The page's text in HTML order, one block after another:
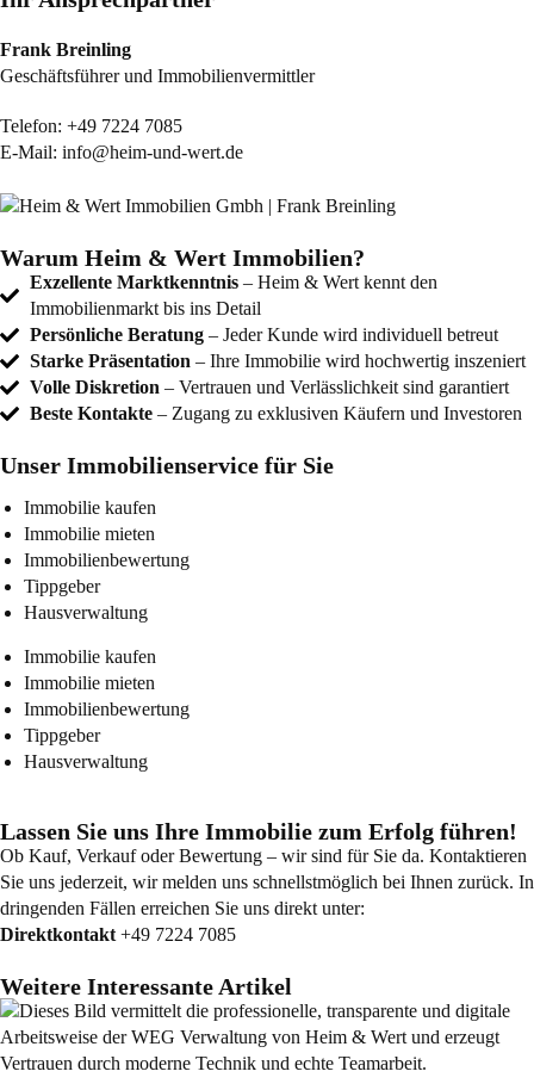
Frank Breinling
Geschäftsführer und Immobilienvermittler
Telefon: +49 7224 7085
E-Mail: info@heim-und-wert.de
Warum Heim & Wert Immobilien?
Exzellente Marktkenntnis – Heim & Wert kennt den
Immobilienmarkt bis ins Detail
Persönliche Beratung – Jeder Kunde wird individuell betreut
Starke Präsentation – Ihre Immobilie wird hochwertig inszeniert
Volle Diskretion – Vertrauen und Verlässlichkeit sind garantiert
Beste Kontakte – Zugang zu exklusiven Käufern und Investoren
Unser Immobilienservice für Sie
Immobilie kaufen
Immobilie mieten
Immobilienbewertung
Tippgeber
Hausverwaltung
Immobilie kaufen
Immobilie mieten
Immobilienbewertung
Tippgeber
Hausverwaltung
Lassen Sie uns Ihre Immobilie zum Erfolg führen!
Ob Kauf, Verkauf oder Bewertung – wir sind für Sie da. Kontaktieren
Sie uns jederzeit, wir melden uns schnellstmöglich bei Ihnen zurück. In
dringenden Fällen erreichen Sie uns direkt unter:
Direktkontakt +49 7224 7085
Weitere Interessante Artikel